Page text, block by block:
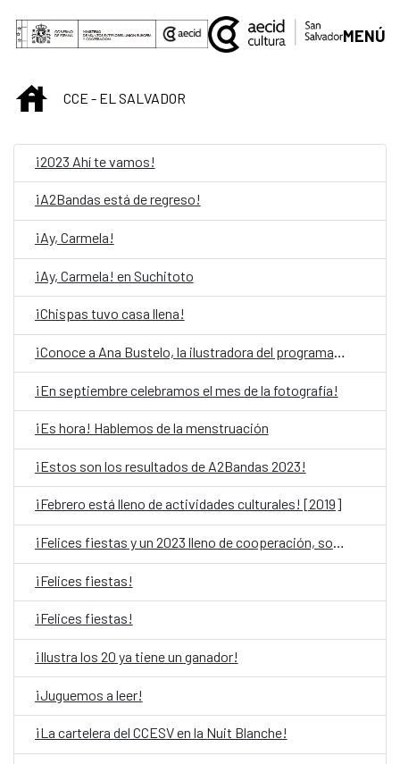
Skip to Main Content
MENÚ
INICIOCCE - EL SALVADOR
¡2023 Ahí te vamos!
¡A2Bandas está de regreso!
¡Ay, Carmela!
¡Ay, Carmela! en Suchitoto
¡Chispas tuvo casa llena!
¡Conoce a Ana Bustelo, la ilustradora del programa 2021!
¡En septiembre celebramos el mes de la fotografía!
¡Es hora! Hablemos de la menstruación
¡Estos son los resultados de A2Bandas 2023!
¡Febrero está lleno de actividades culturales! [2019]
¡Felices fiestas y un 2023 lleno de cooperación, solidaridad y cultura!
¡Felices fiestas!
¡Felices fiestas!
¡Ilustra los 20 ya tiene un ganador!
¡Juguemos a leer!
¡La cartelera del CCESV en la Nuit Blanche!